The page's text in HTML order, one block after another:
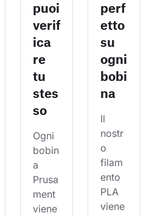
puoi
verif
ica
re
tu
stes
so
Ogni
bobin
a
Prusa
ment
viene
perf
etto
su
ogni
bobi
na
Il
nostr
o
filam
ento
PLA
viene